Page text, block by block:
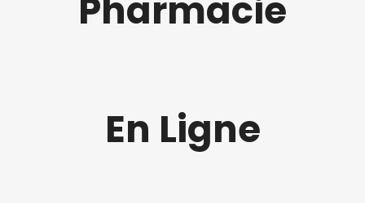
Pharmacie
En Ligne